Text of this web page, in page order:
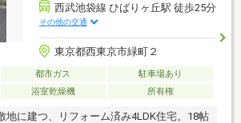
西武池袋線 ひばりヶ丘駅 徒歩25分
その他の交通
東京都西東京市緑町２
都市ガス
駐車場あり
浴室乾燥機 所有権
地に建つ、リフォーム済み4LDK住宅。18帖